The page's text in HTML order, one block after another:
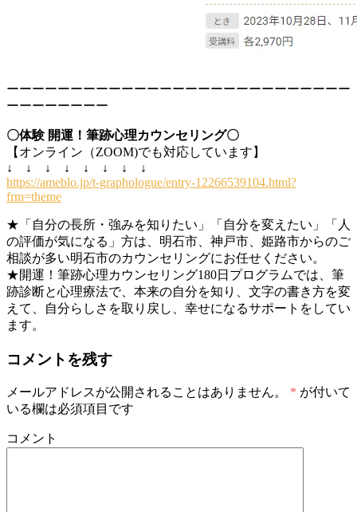
ーーーーーーーーーーーーーーーーーーーーーーーーーーー
ーーーーーーーー
〇体験 開運！筆跡心理カウンセリング〇
【オンライン（ZOOM)でも対応しています】
↓ ↓ ↓ ↓ ↓ ↓ ↓ ↓
https://ameblo.jp/t-graphologue/entry-12266539104.html?
frm=theme
★「自分の長所・強みを知りたい」「自分を変えたい」「人
の評価が気になる」方は、明石市、神戸市、姫路市からのご
相談が多い明石市のカウンセリングにお任せください。
★開運！筆跡心理カウンセリング180日プログラムでは、筆
跡診断と心理療法で、本来の自分を知り、文字の書き方を変
えて、自分らしさを取り戻し、幸せになるサポートをしてい
ます。
コメントを残す
メールアドレスが公開されることはありません。 * が付いて
いる欄は必須項目です
コメント